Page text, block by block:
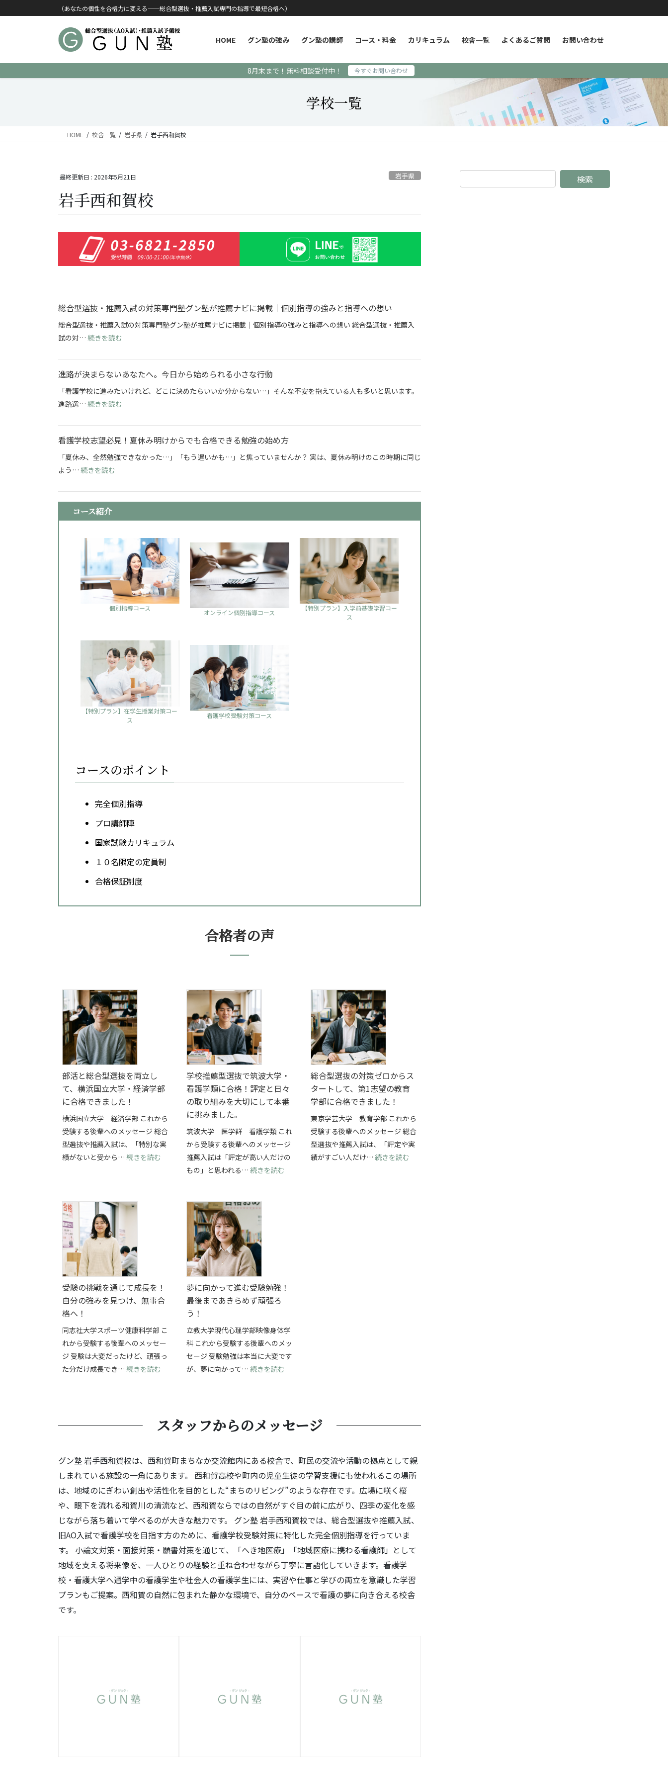
コンテンツに移動
ナビゲーションに移動（あなたの個性を合格力に変える——総合型選抜・推薦入試専門の指導で最短合格へ）
HOME グン塾の強み グン塾の講師 コース・料金 カリキュラム 校舎一覧 よくあるご質問 お問い合わせ
8月末まで！無料相談受付中！ 今すぐお問い合わせ
学校一覧
HOME 校舎一覧 岩手県 岩手西和賀校
最終更新日 : 2026年5月21日 岩手県
岩手西和賀校
総合型選抜・推薦入試の対策専門塾グン塾が推薦ナビに掲載｜個別指導の強みと指導への想い
総合型選抜・推薦入試の対策専門塾グン塾が推薦ナビに掲載｜個別指導の強みと指導への想い 総合型選抜・推薦入
試の対… 続きを読む
進路が決まらないあなたへ。今日から始められる小さな行動
「看護学校に進みたいけれど、どこに決めたらいいか分からない…」そんな不安を抱えている人も多いと思います。
進路選… 続きを読む
看護学校志望必見！夏休み明けからでも合格できる勉強の始め方
「夏休み、全然勉強できなかった…」「もう遅いかも…」と焦っていませんか？ 実は、夏休み明けのこの時期に同じ
よう… 続きを読む
コース紹介
個別指導コース
オンライン個別指導コース
【特別プラン】入学前基礎学習コー
ス
【特別プラン】在学生授業対策コー
ス
看護学校受験対策コース
コースのポイント
完全個別指導
プロ講師陣
国家試験カリキュラム
１０名限定の定員制
合格保証制度
合格者の声
部活と総合型選抜を両立し
て、横浜国立大学・経済学部
に合格できました！
横浜国立大学 経済学部 これから
受験する後輩へのメッセージ 総合
型選抜や推薦入試は、「特別な実
績がないと受から… 続きを読む : 部活と総合型選抜を両立して、横浜国立大学・経済学部に合格できました！
学校推薦型選抜で筑波大学・
看護学類に合格！評定と日々
の取り組みを大切にして本番
に挑みました。
筑波大学 医学群 看護学類 これ
から受験する後輩へのメッセージ
推薦入試は「評定が高い人だけの
もの」と思われる… 続きを読む
総合型選抜の対策ゼロからス
タートして、第1志望の教育
学部に合格できました！
東京学芸大学 教育学部 これから
受験する後輩へのメッセージ 総合
型選抜や推薦入試は、「評定や実
績がすごい人だけ… 続きを読む
受験の挑戦を通じて成長を！
自分の強みを見つけ、無事合
格へ！
同志社大学スポーツ健康科学部 こ
れから受験する後輩へのメッセー
ジ 受験は大変だったけど、頑張っ
た分だけ成長でき… 続きを読む : 受験の挑戦を通じて成長を！自分の強みを見つけ、無事合格へ！
夢に向かって進む受験勉強！
最後まであきらめず頑張ろ
う！
立教大学現代心理学部映像身体学
科 これから受験する後輩へのメッ
セージ 受験勉強は本当に大変です
が、夢に向かって… 続きを読む
スタッフからのメッセージ
グン塾 岩手西和賀校は、西和賀町まちなか交流館内にある校舎で、町民の交流や活動の拠点として親
しまれている施設の一角にあります。 西和賀高校や町内の児童生徒の学習支援にも使われるこの場所
は、地域のにぎわい創出や活性化を目的とした“まちのリビング”のような存在です。広場に咲く桜
や、眼下を流れる和賀川の清流など、西和賀ならではの自然がすぐ目の前に広がり、四季の変化を感
じながら落ち着いて学べるのが大きな魅力です。 グン塾 岩手西和賀校では、総合型選抜や推薦入試、
旧AO入試で看護学校を目指す方のために、看護学校受験対策に特化した完全個別指導を行っていま
す。 小論文対策・面接対策・願書対策を通じて、「へき地医療」「地域医療に携わる看護師」として
地域を支える将来像を、一人ひとりの経験と重ね合わせながら丁寧に言語化していきます。看護学
校・看護大学へ通学中の看護学生や社会人の看護学生には、実習や仕事と学びの両立を意識した学習
プランもご提案。西和賀の自然に包まれた静かな環境で、自分のペースで看護の夢に向き合える校舎
です。